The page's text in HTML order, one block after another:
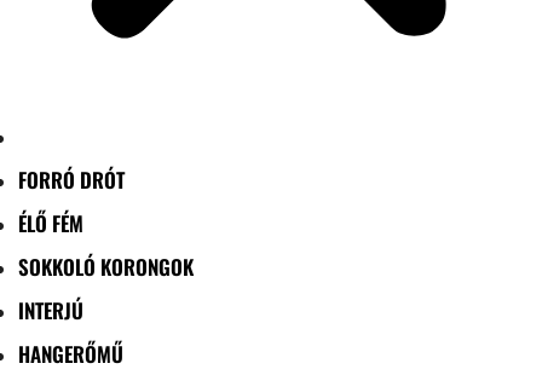
FORRÓ DRÓT
ÉLŐ FÉM
SOKKOLÓ KORONGOK
INTERJÚ
HANGERŐMŰ